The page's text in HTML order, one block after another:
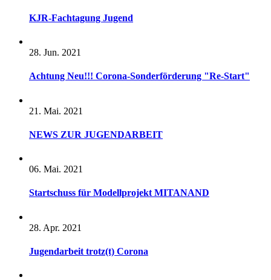
KJR-Fachtagung Jugend
28. Jun. 2021
Achtung Neu!!! Corona-Sonderförderung "Re-Start"
21. Mai. 2021
NEWS ZUR JUGENDARBEIT
06. Mai. 2021
Startschuss für Modellprojekt MITANAND
28. Apr. 2021
Jugendarbeit trotz(t) Corona